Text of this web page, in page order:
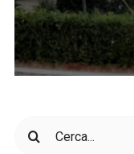
per: